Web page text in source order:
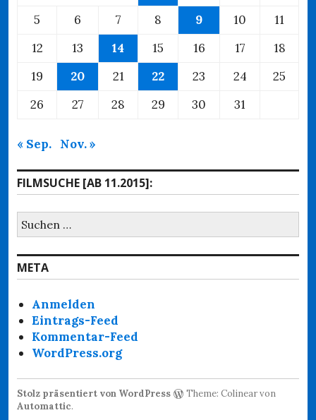
5
6 7 8 9 10
11
12
13 14 15 16 17
18
19
20 21 22 23 24
25
26
27 28 29 30 31
« Sep. Nov. »
FILMSUCHE [AB 11.2015]:
Suchen
nach:
META
Anmelden
Eintrags-Feed
Kommentar-Feed
WordPress.org
Stolz präsentiert von WordPress
Theme: Colinear von
Automattic.